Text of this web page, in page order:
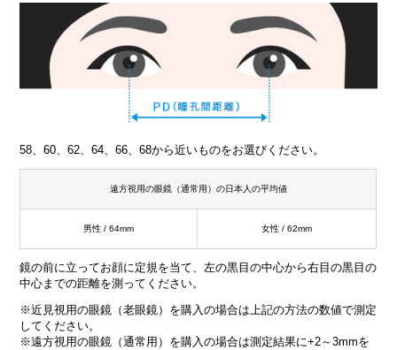
58、60、62、64、66、68から近いものをお選びください。
遠方視用の眼鏡（通常用）の日本人の平均値
男性 / 64mm 女性 / 62mm
鏡の前に立ってお顔に定規を当て、左の黒目の中心から右目の黒目の
中心までの距離を測ってください。
※近見視用の眼鏡（老眼鏡）を購入の場合は上記の方法の数値で測定
してください。
※遠方視用の眼鏡（通常用）を購入の場合は測定結果に+2～3mmを